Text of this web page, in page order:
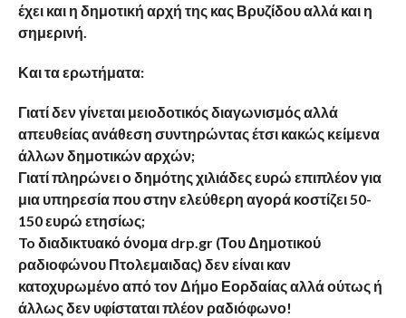
έχει και η δημοτική αρχή της κας Βρυζίδου αλλά και η
σημερινή.
Και τα ερωτήματα:
Γιατί δεν γίνεται μειοδοτικός διαγωνισμός αλλά
απευθείας ανάθεση συντηρώντας έτσι κακώς κείμενα
άλλων δημοτικών αρχών;
Γιατί πληρώνει ο δημότης χιλιάδες ευρώ επιπλέον για
μια υπηρεσία που στην ελεύθερη αγορά κοστίζει 50-
150 ευρώ ετησίως;
To διαδικτυακό όνομα drp.gr (Του Δημοτικού
ραδιοφώνου Πτολεμαιδας) δεν είναι καν
κατοχυρωμένο από τον Δήμο Εορδαίας αλλά ούτως ή
άλλως δεν υφίσταται πλέον ραδιόφωνο!